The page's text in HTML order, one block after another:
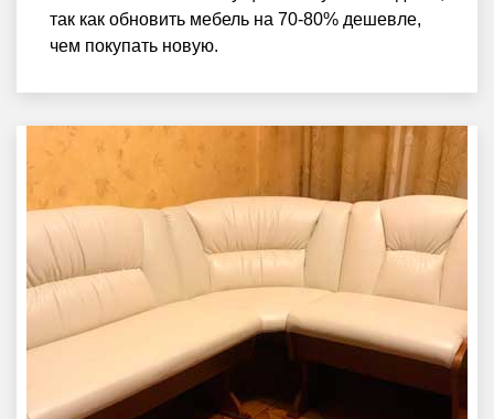
так как обновить мебель на 70-80% дешевле,
чем покупать новую.